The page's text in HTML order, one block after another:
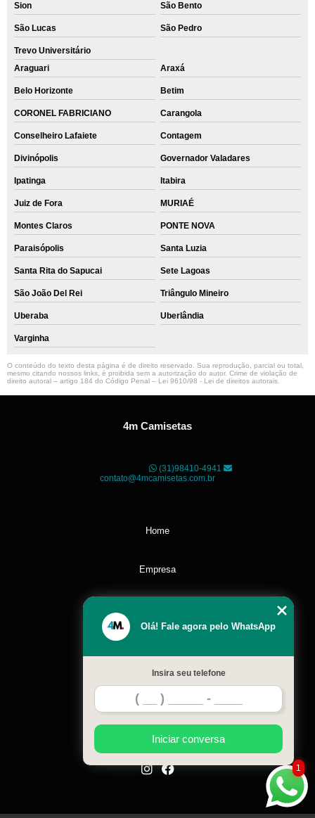
Sion São Bento
São Lucas São Pedro
Trevo Universitário
Araguari
Araxá
Belo Horizonte Betim
CORONEL FABRICIANO Carangola
Conselheiro Lafaiete Contagem
Divinópolis Governador Valadares
Ipatinga Itabira
Juiz de Fora MURIAÉ
Montes Claros PONTE NOVA
Paraisópolis Santa Luzia
Santa Rita do Sapucai Sete Lagoas
São João Del Rei Triângulo Mineiro
Uberaba Uberlândia
Varginha
O conteúdo do texto desta página é de direito reservado. Sua reprodução, parcial ou total,
mesmo citando nossos links, é proibida sem a autorização do autor. Crime de violação de
direito autoral – artigo 184 do Código Penal – Lei 9610/98 - Lei de direitos autorais
4m Camisetas
(31)98410-4941
contato@4mcamisetas.com.br
Home
Empresa
Contato
Mapa do site
1
Olá! Fale agora pelo WhatsApp
Insira seu telefone
Iniciar conversa